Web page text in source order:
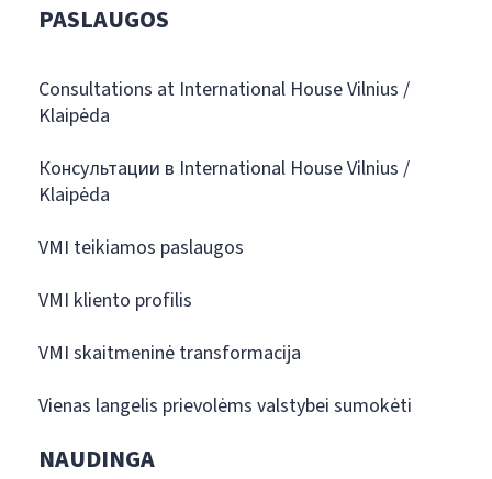
PASLAUGOS
Consultations at International House Vilnius /
Klaipėda
Консультации в International House Vilnius /
Klaipėda
VMI teikiamos paslaugos
VMI kliento profilis
VMI skaitmeninė transformacija
Vienas langelis prievolėms valstybei sumokėti
NAUDINGA